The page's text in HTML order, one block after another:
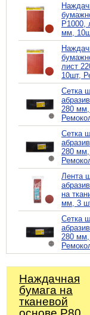
Р1000,
мм,
лист
10шт,
Сетка
280 мм,
Сетка
280 мм,
Лента
на
мм, 3
Сетка
280 мм,
Наждачная
бумага на
тканевой